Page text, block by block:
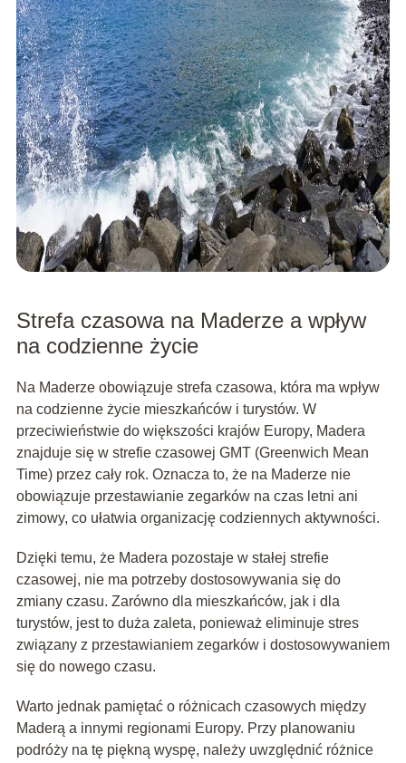
Strefa czasowa na Maderze a wpływ
na codzienne życie
Na Maderze obowiązuje strefa czasowa, która ma wpływ
na codzienne życie mieszkańców i turystów. W
przeciwieństwie do większości krajów Europy, Madera
znajduje się w strefie czasowej GMT (Greenwich Mean
Time) przez cały rok. Oznacza to, że na Maderze nie
obowiązuje przestawianie zegarków na czas letni ani
zimowy, co ułatwia organizację codziennych aktywności.
Dzięki temu, że Madera pozostaje w stałej strefie
czasowej, nie ma potrzeby dostosowywania się do
zmiany czasu. Zarówno dla mieszkańców, jak i dla
turystów, jest to duża zaleta, ponieważ eliminuje stres
związany z przestawianiem zegarków i dostosowywaniem
się do nowego czasu.
Warto jednak pamiętać o różnicach czasowych między
Maderą a innymi regionami Europy. Przy planowaniu
podróży na tę piękną wyspę, należy uwzględnić różnice